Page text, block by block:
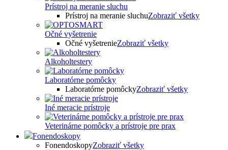
Prístroj na meranie sluchu
Prístroj na meranie sluchuZobraziť všetky
Očné vyšetrenie
Očné vyšetrenieZobraziť všetky
Alkoholtestery
Laboratórne pomôcky
Laboratórne pomôckyZobraziť všetky
Iné meracie prístroje
Veterinárne pomôcky a prístroje pre prax
Fonendoskopy
FonendoskopyZobraziť všetky